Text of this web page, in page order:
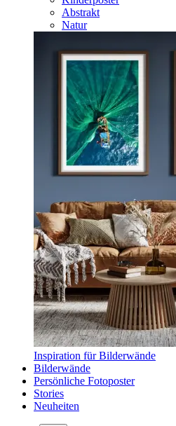
Abstrakt
Natur
Inspiration für Bilderwände
Bilderwände
Persönliche Fotoposter
Stories
Neuheiten